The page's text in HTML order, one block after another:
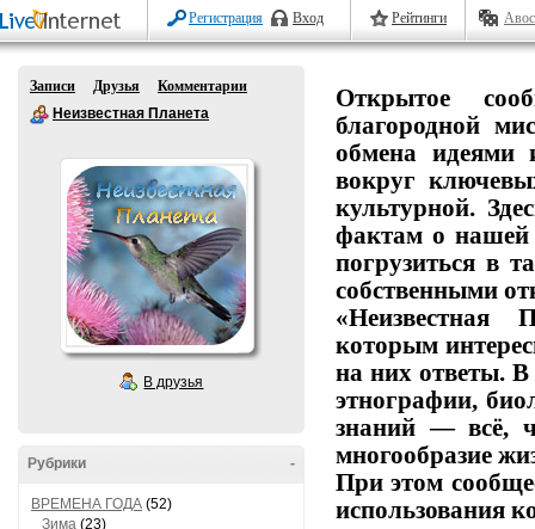
Регистрация Вход Рейтинги
Записи Друзья
Комментарии
Неизвестная Планета
В друзья
-
Рубрики
ВРЕМЕНА ГОДА (52)
Зима (23)
Открытое
благородной
обмена идеями
вокруг
культурной.
фактам о нашей
погрузиться в
собственными
«Неизвестная
которым
на них ответы.В
этнографии,
знаний — всё,
многообразие
При этом
использования